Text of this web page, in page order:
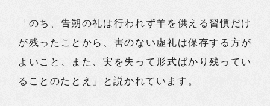
「のち、告朔の礼は行われず羊を供える習慣だけ
が残ったことから、害のない虚礼は保存する方が
よいこと、また、実を失って形式ばかり残ってい
ることのたとえ」と説かれています。